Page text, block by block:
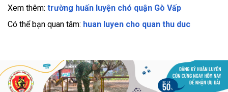
Xem thêm: trường huấn luyện chó quận Gò Vấp
Có thể bạn quan tâm: huan luyen cho quan thu duc